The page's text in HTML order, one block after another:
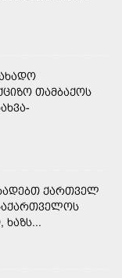
ᲗᲐᲛᲑᲐᲥᲝᲡ
ᲥᲐᲠᲗᲕᲔᲚ